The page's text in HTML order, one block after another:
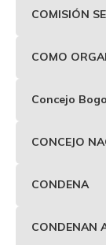
COMISIÓN
COMO
Concejo
CONCEJO
CONDENA
CONDENAN